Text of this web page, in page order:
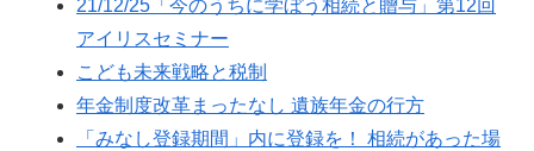
21/12/25「今のうちに学ぼう相続と贈与」第12回
アイリスセミナー
こども未来戦略と税制
年金制度改革まったなし 遺族年金の行方
「みなし登録期間」内に登録を！ 相続があった場